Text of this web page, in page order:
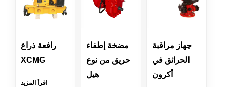
رافعة ذراع
XCMG
اقرأ المزيد
مضخة إطفاء
حريق من نوع
هيل
جهاز مراقبة
الحرائق في
أكرون